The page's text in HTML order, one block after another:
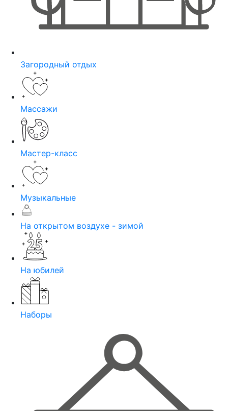
Загородный отдых
Массажи
Мастер-класс
Музыкальные
На открытом воздухе - зимой
На юбилей
Наборы